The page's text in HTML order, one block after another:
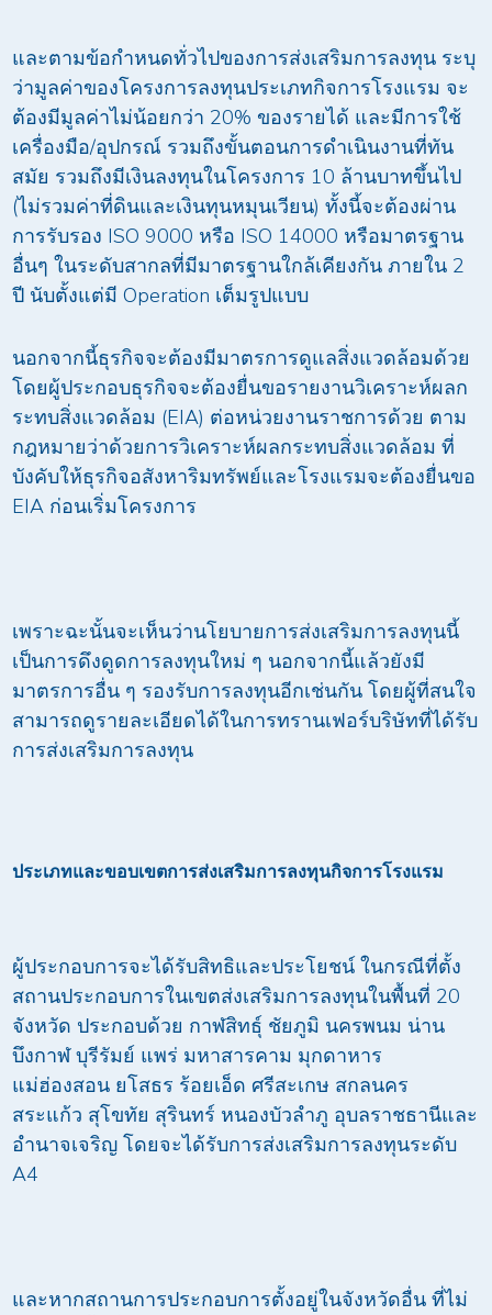
และตามข้อกำหนดทั่วไปของการส่งเสริมการลงทุน ระบุ
ว่ามูลค่าของโครงการลงทุนประเภทกิจการโรงแรม จะ
ต้องมีมูลค่าไม่น้อยกว่า 20% ของรายได้ และมีการใช้
เครื่องมือ/อุปกรณ์ รวมถึงขั้นตอนการดำเนินงานที่ทัน
สมัย รวมถึงมีเงินลงทุนในโครงการ 10 ล้านบาทขึ้นไป
(ไม่รวมค่าที่ดินและเงินทุนหมุนเวียน) ทั้งนี้จะต้องผ่าน
การรับรอง ISO 9000 หรือ ISO 14000 หรือมาตรฐาน
อื่นๆ ในระดับสากลที่มีมาตรฐานใกล้เคียงกัน ภายใน 2
ปี นับตั้งแต่มี Operation เต็มรูปแบบ
นอกจากนี้ธุรกิจจะต้องมีมาตรการดูแลสิ่งแวดล้อมด้วย
โดยผู้ประกอบธุรกิจจะต้องยื่นขอรายงานวิเคราะห์ผลก
ระทบสิ่งแวดล้อม (EIA) ต่อหน่วยงานราชการด้วย ตาม
กฎหมายว่าด้วยการวิเคราะห์ผลกระทบสิ่งแวดล้อม ที่
บังคับให้ธุรกิจอสังหาริมทรัพย์และโรงแรมจะต้องยื่นขอ
EIA ก่อนเริ่มโครงการ
เพราะฉะนั้นจะเห็นว่านโยบายการส่งเสริมการลงทุนนี้
เป็นการดึงดูดการลงทุนใหม่ ๆ นอกจากนี้แล้วยังมี
มาตรการอื่น ๆ รองรับการลงทุนอีกเช่นกัน โดยผู้ที่สนใจ
สามารถดูรายละเอียดได้ในการทรานเฟอร์บริษัทที่ได้รับ
การส่งเสริมการลงทุน
ประเภทและขอบเขตการส่งเสริมการลงทุนกิจการโรงแรม
ผู้ประกอบการจะได้รับสิทธิและประโยชน์ ในกรณีที่ตั้ง
สถานประกอบการในเขตส่งเสริมการลงทุนในพื้นที่ 20
จังหวัด ประกอบด้วย กาฬสิทธุ์ ชัยภูมิ นครพนม น่าน
บึงกาฬ บุรีรัมย์ แพร่ มหาสารคาม มุกดาหาร
แม่ฮ่องสอน ยโสธร ร้อยเอ็ด ศรีสะเกษ สกลนคร
สระแก้ว สุโขทัย สุรินทร์ หนองบัวลำภู อุบลราชธานีและ
อำนาจเจริญ โดยจะได้รับการส่งเสริมการลงทุนระดับ
A4
และหากสถานการประกอบการตั้งอยู่ในจังหวัดอื่น ที่ไม่